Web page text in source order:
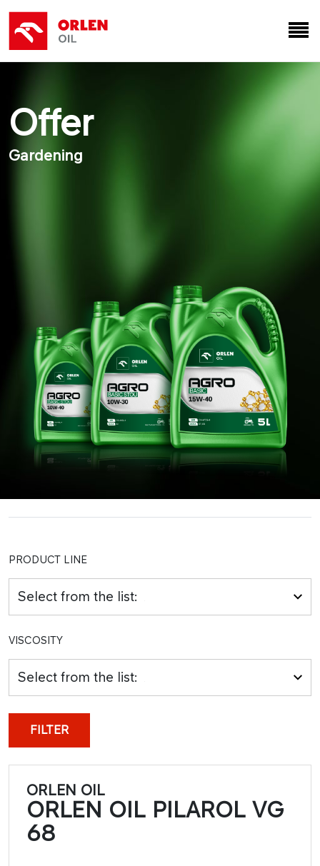
Offer
Gardening
PRODUCT LINE
Select from the list:
VISCOSITY
Select from the list:
FILTER
ORLEN OIL
ORLEN OIL PILAROL VG
68